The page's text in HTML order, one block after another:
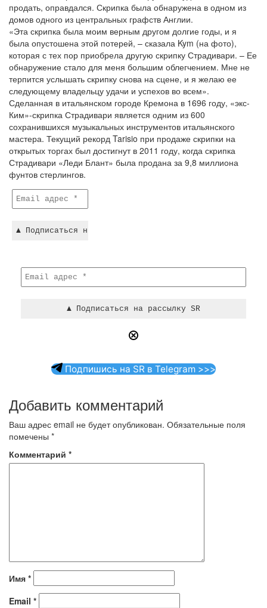
продать, оправдался. Скрипка была обнаружена в одном из
домов одного из центральных графств Англии.
«Эта скрипка была моим верным другом долгие годы, и я
была опустошена этой потерей, – сказала Kym (на фото),
которая с тех пор приобрела другую скрипку Страдивари. – Ее
обнаружение стало для меня большим облегчением. Мне не
терпится услышать скрипку снова на сцене, и я желаю ее
следующему владельцу удачи и успехов во всем».
Сделанная в итальянском городе Кремона в 1696 году, «экс-
Ким»-скрипка Страдивари является одним из 600
сохранившихся музыкальных инструментов итальянского
мастера. Текущий рекорд Tarisio при продаже скрипки на
открытых торгах был достигнут в 2011 году, когда скрипка
Страдивари «Леди Блант» была продана за 9,8 миллиона
фунтов стерлингов.
Подпишись на SR в Telegram >>>
Добавить комментарий
Ваш адрес email не будет опубликован. Обязательные поля
помечены *
Комментарий *
Имя *
Email *